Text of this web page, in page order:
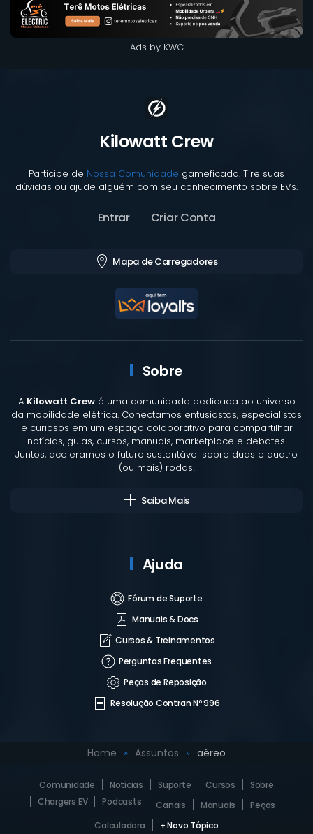
Ads by KWC
Kilowatt Crew
Participe de Nossa Comunidade gameficada. Tire suas
dúvidas ou ajude alguém com seu conhecimento sobre EVs.
Entrar Criar Conta
Mapa de Carregadores
Sobre
A Kilowatt Crewé uma comunidade dedicada ao universo
da mobilidade elétrica. Conectamos entusiastas, especialistas
e curiosos em um espaço colaborativo para compartilhar
notícias, guias, cursos, manuais, marketplace e debates.
Juntos, aceleramos o futuro sustentável sobre duas e quatro
(ou mais) rodas!
Saiba Mais
Ajuda
Fórum de Suporte
Manuais & Docs
Cursos & Treinamentos
Perguntas Frequentes
Peças de Reposição
Resolução Contran Nº 996
Home Assuntos aéreo
Comunidade Notícias Suporte Cursos
Sobre
Chargers EV
Podcasts Canais Manuais
Peças
Calculadora
+ Novo Tópico